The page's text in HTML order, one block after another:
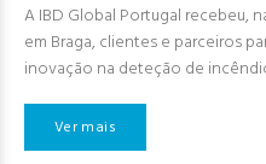
A IBD Global Portugal recebeu,
em Braga, clientes e parceiros
inovação na deteção de
Ver mais